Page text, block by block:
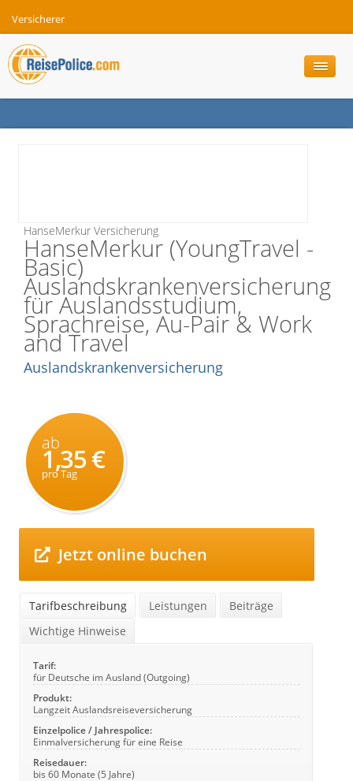
Versicherer
HanseMerkur Versicherung
HanseMerkur (YoungTravel -
Basic)
Auslandskrankenversicherung
für Auslandsstudium,
Sprachreise, Au-Pair & Work
and Travel
Auslandskrankenversicherung
ab
1,35 €
pro Tag
Jetzt online buchen
Tarifbeschreibung Leistungen
Beiträge
Wichtige Hinweise
Tarif:
für Deutsche im Ausland (Outgoing)
Produkt:
Langzeit Auslandsreiseversicherung
Einzelpolice / Jahrespolice:
Einmalversicherung für eine Reise
Reisedauer:
bis 60 Monate (5 Jahre)